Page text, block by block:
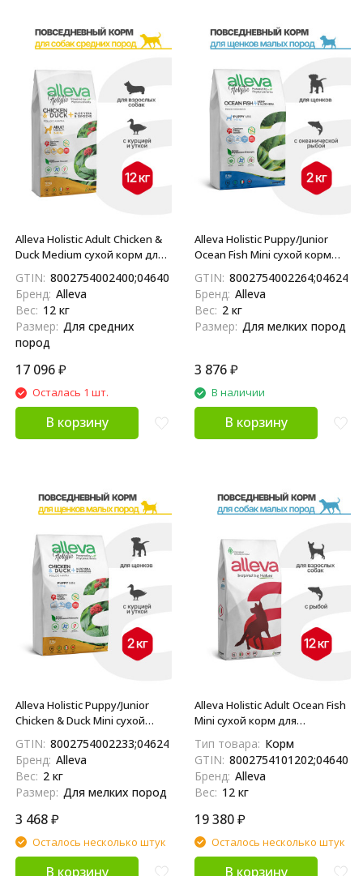
Alleva Holistic Adult Chicken &
Duck Medium сухой корм для
уткой, алое вера и
женьшенем - 12 кг
GTIN: 8002754002400;04640413380731
Бренд: Alleva
Вес: 12 кг
Размер: Для средних
пород
17 096₽
Осталась 1 шт.
В корзину
Alleva Holistic Puppy/Junior
Ocean Fish Mini сухой корм
океанической рыбой,
коноплей и алое вера - 2 кг
GTIN:
Бренд: Alleva
Вес: 2 кг
Размер: Для мелких пород
3 876₽
В наличии
В корзину
Alleva Holistic Puppy/Junior
Chicken & Duck Mini сухой
с курицей и уткой, алое вера
и женьшенем - 2 кг
GTIN: 8002754002233;04624837890649
Бренд: Alleva
Вес: 2 кг
Размер: Для мелких пород
3 468₽
Осталось несколько штук
В корзину
Alleva Holistic Adult Ocean Fish
Mini сухой корм для
пород с океанической
рыбой, коноплей и алоэ вера
- 12 кг
Тип товара: Корм
GTIN:
Бренд: Alleva
Вес: 12 кг
19 380₽
Осталось несколько штук
В корзину